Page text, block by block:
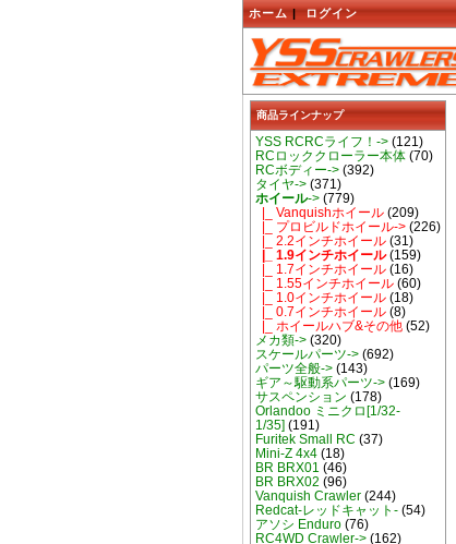
ホーム | ログイン
商品ラインナップ
YSS RCRCライフ！->(121)
RCロッククローラー本体(70)
RCボディー->(392)
タイヤ->(371)
ホイール->(779)
|_ Vanquishホイール(209)
|_ プロビルドホイール->(226)
|_ 2.2インチホイール(31)
|_ 1.9インチホイール(159)
|_ 1.7インチホイール(16)
|_ 1.55インチホイール(60)
|_ 1.0インチホイール(18)
|_ 0.7インチホイール(8)
|_ ホイールハブ&その他(52)
メカ類->(320)
スケールパーツ->(692)
パーツ全般->(143)
ギア～駆動系パーツ->(169)
サスペンション (178)
Orlandoo ミニクロ[1/32-
1/35] (191)
Furitek Small RC (37)
Mini-Z 4x4(18)
BR BRX01 (46)
BR BRX02 (96)
Vanquish Crawler(244)
Redcat-レッドキャット-(54)
アソシ Enduro(76)
RC4WD Crawler->(162)